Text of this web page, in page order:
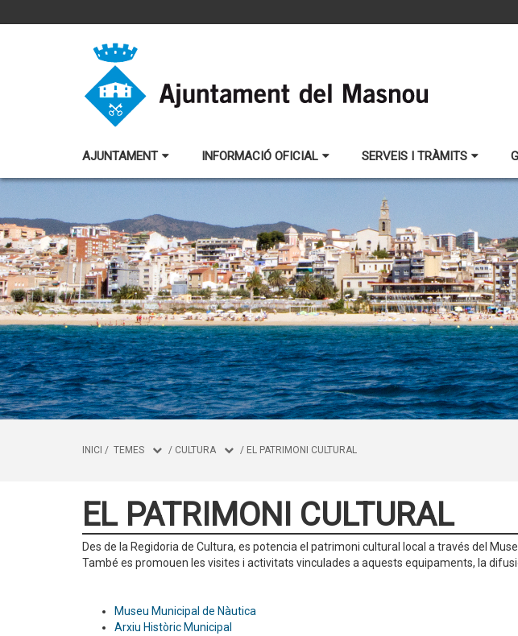
AJUNTAMENT INFORMACIÓ OFICIAL SERVEIS I TRÀMITS
INICI / TEMES / CULTURA / EL PATRIMONI CULTURAL
EL PATRIMONI CULTURAL
Des de la Regidoria de Cultura, es potencia el patrimoni cultural local a través del
També es promouen les visites i activitats vinculades a aquests equipaments, la
Museu Municipal de Nàutica
Arxiu Històric Municipal